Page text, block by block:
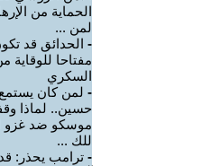
الحماية من
لمن ...
- الحدائق قد
مفتاحا للوقاية
السكري
- لمن كان
حسين.. لماذا
موسكو ضد غزو
للك ...
- ترامب يحذر: